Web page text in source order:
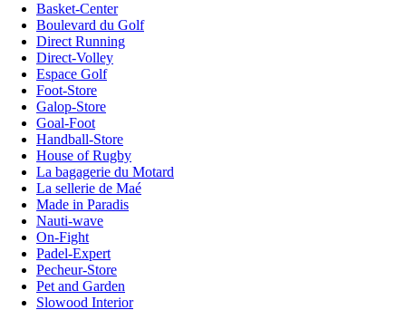
Basket-Center
Boulevard du Golf
Direct Running
Direct-Volley
Espace Golf
Foot-Store
Galop-Store
Goal-Foot
Handball-Store
House of Rugby
La bagagerie du Motard
La sellerie de Maé
Made in Paradis
Nauti-wave
On-Fight
Padel-Expert
Pecheur-Store
Pet and Garden
Slowood Interior